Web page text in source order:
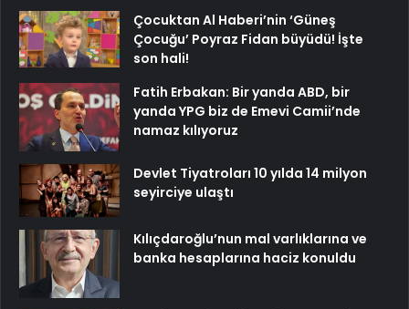
Çocuktan Al Haberi’nin ‘Güneş
Çocuğu’ Poyraz Fidan büyüdü! İşte
son hali!
Fatih Erbakan: Bir yanda ABD, bir
yanda YPG biz de Emevi Camii’nde
namaz kılıyoruz
Devlet Tiyatroları 10 yılda 14 milyon
seyirciye ulaştı
Kılıçdaroğlu’nun mal varlıklarına ve
banka hesaplarına haciz konuldu